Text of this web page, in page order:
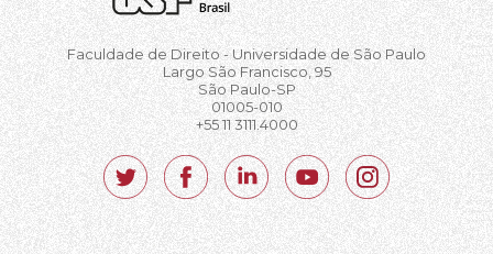
Faculdade de Direito - Universidade de São Paulo
Largo São Francisco, 95
São Paulo-SP
01005-010
+55 11 3111.4000